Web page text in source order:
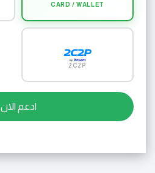
CARD / WALLET
2C2P
ادعم الان